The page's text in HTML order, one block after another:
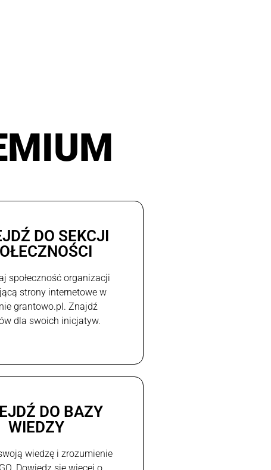
DO SEKCJI
społeczność organizacji
strony internetowe w
grantowo.pl. Znajdź
dla swoich inicjatyw.
DO BAZY
WIEDZY
wiedzę i zrozumienie